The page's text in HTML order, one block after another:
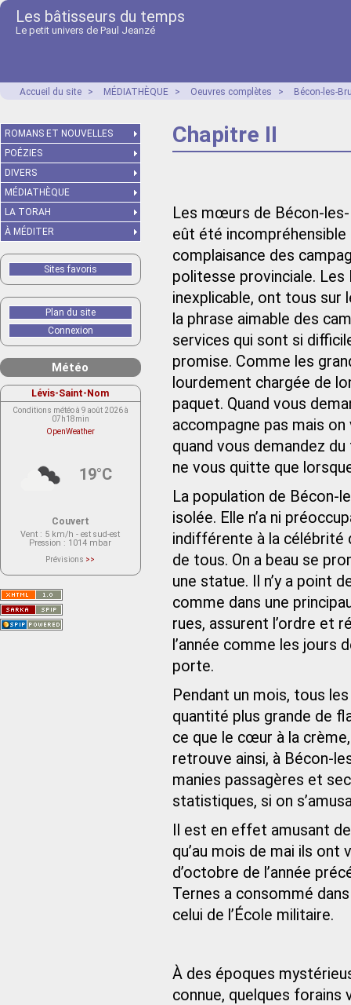
Les bâtisseurs du temps
Le petit univers de Paul Jeanzé
Accueil du site > MÉDIATHÈQUE > Oeuvres complètes > Bécon-les-
Chapitre II
Les mœurs de Bécon-
eût été incompréhensible
complaisance des
politesse provinciale. Les
inexplicable, ont tous sur
la phrase aimable des
services qui sont si
promise. Comme les
lourdement chargée de
paquet. Quand vous
accompagne pas mais
quand vous demandez
ne vous quitte que
La population de Bécon-
isolée. Elle n’a ni
indifférente à la célébrité
de tous. On a beau se
une statue. Il n’y a point
comme dans une
rues, assurent l’ordre et
l’année comme les jours
porte.
Pendant un mois, tous
quantité plus grande de
ce que le cœur à la
retrouve ainsi, à Bécon-
manies passagères et
statistiques, si on
Il est en effet amusant
qu’au mois de mai ils ont
d’octobre de l’année
Ternes a consommé
celui de l’École militaire.
À des époques
connue, quelques forains
ROMANS ET NOUVELLES
POÉZIES
DIVERS
MÉDIATHÈQUE
LA TORAH
À MÉDITER
Sites favoris
Plan du site
Connexion
Météo
Lévis-Saint-Nom
Conditions météo à 9 août 2026 à
07h18min
OpenWeather
19°C
Couvert
Vent : 5 km/h - est sud-est
Pression : 1014 mbar
Prévisions >>
actuellement aucune prévision
Saint-Nom.
Veuillez consulter le message du
service ci-dessous.
(401 - Invalid API key. Please see
https://openweathermap.org/faq#error401